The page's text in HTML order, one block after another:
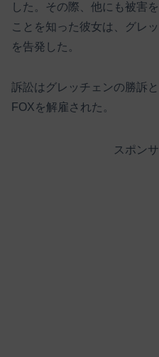
した。その際、他にも被害
ことを知った彼女は、グレ
を告発した。
訴訟はグレッチェンの勝訴
FOXを解雇された。
スポン